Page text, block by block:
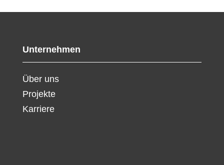
Unternehmen
Über uns
Projekte
Karriere